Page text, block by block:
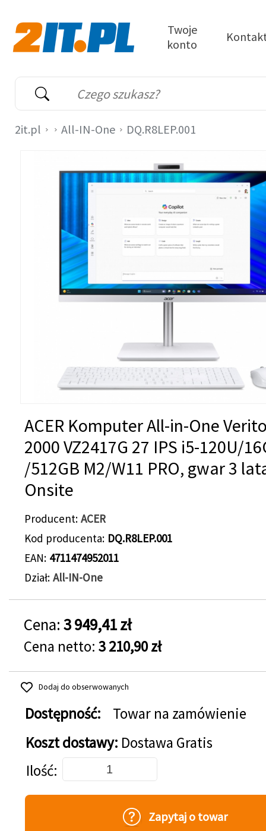
Wyszukiwarka
Słowo kluczowe
Twoje
konto
2it.pl All-IN-One DQ.R8LEP.001
ACER Komputer All-in-One
2000 VZ2417G 27 IPS i5-120U/
/512GB M2/W11 PRO, gwar 3
Onsite
Producent ACER
Kod producenta DQ.R8LEP.001
EAN 4711474952011
Dział All-IN-One
Cena: 3 949,41 zł
Cena netto: 3 210,90 zł
Dodaj do obserwowanych
Dostępność:
Towar na zamówienie
Koszt dostawy: Dostawa Gratis
Dodaj do koszyka
Ilość
Zapytaj o towar